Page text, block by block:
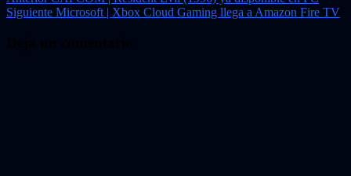
de
Siguiente Microsoft | Xbox Cloud Gaming llega a Amazon Fire TV